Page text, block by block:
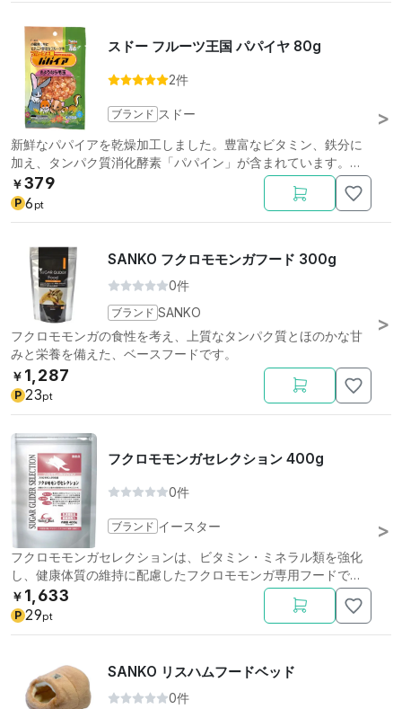
スドー フルーツ王国 パパイヤ 80g
2件
ブランド スドー
新鮮なパパイアを乾燥加工しました。豊富なビタミン、鉄分に
加え、タンパク質消化酵素「パパイン」が含まれています。ウ
サギに。
￥379
P 6 pt
SANKO フクロモモンガフード 300g
0件
ブランド SANKO
フクロモモンガの食性を考え、上質なタンパク質とほのかな甘
みと栄養を備えた、ベースフードです。
￥ 1,287
P 23pt
フクロモモンガセレクション 400g
0件
ブランド イースター
フクロモモンガセレクションは、ビタミン・ミネラル類を強化
し、健康体質の維持に配慮したフクロモモンガ専用フードで
す。
￥ 1,633
P 29pt
SANKO リスハムフードベッド
0件